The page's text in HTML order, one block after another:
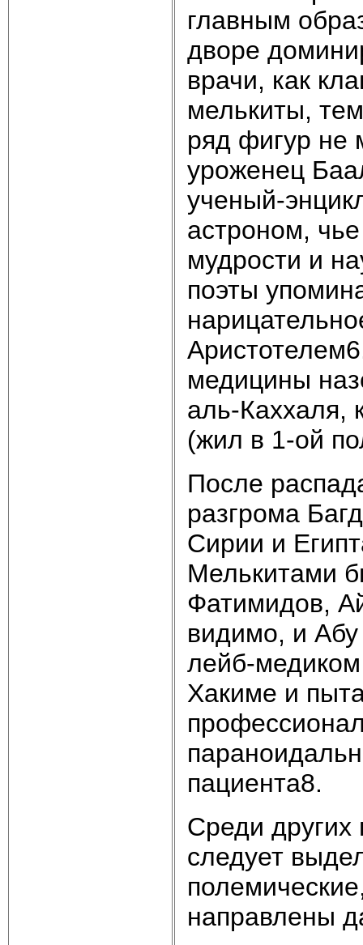
главным
дворе
врачи, как
мелькиты,
ряд фигур не
уроженец
ученый-
астроном,
мудрости и
поэты
медицины
аль-Каххаля,
(жил в 1-ой
После
разгрома
Сирии и
Мелькитами
Фатимидов,
видимо, и
лейб-
Хакиме и
пациента8.
Среди других
следует
направлены